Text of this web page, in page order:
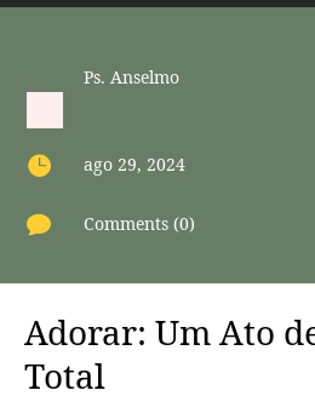
Ps. Anselmo
 ago 29, 2024
 Comments (0)
Adorar: Um Ato
Total